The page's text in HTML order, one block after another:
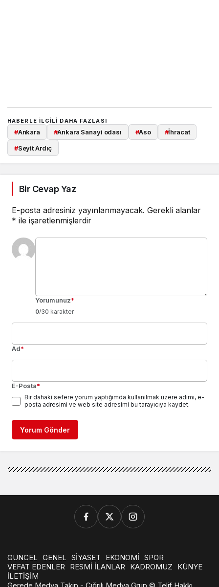
HABERLE ILGILI DAHA FAZLASI
#Ankara #Ankara Sanayi odası #Aso #İhracat
#Seyit Ardıç
Bir Cevap Yaz
E-posta adresiniz yayınlanmayacak. Gerekli alanlar
* ile işaretlenmişlerdir
Yorumunuz*
0/30 karakter
Ad*
E-Posta*
Bir dahaki sefere yorum yaptığımda kullanılmak üzere adımı, e-
posta adresimi ve web site adresimi bu tarayıcıya kaydet.
Yorum Gönder
GÜNCEL GENEL SİYASET EKONOMİ SPOR
VEFAT EDENLER
RESMİ İLANLAR KADROMUZ
KÜNYE
İLETİŞİM